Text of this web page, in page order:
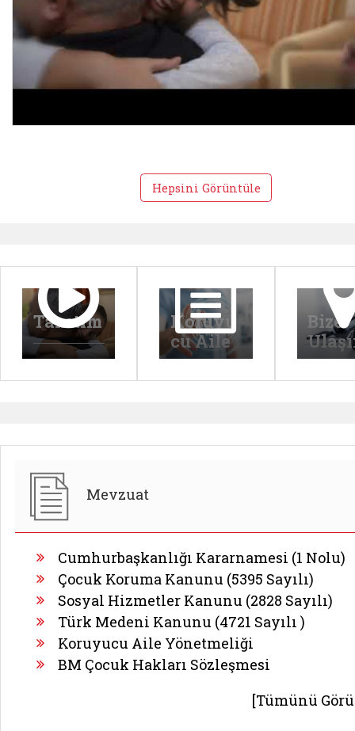
Hepsini Görüntüle
Tanıtım
Koruyu
cu Aile
Bize
Mevzuat
Cumhurbaşkanlığı Kararnamesi (1 Nolu)
Çocuk Koruma Kanunu (5395 Sayılı)
Sosyal Hizmetler Kanunu (2828 Sayılı)
Türk Medeni Kanunu (4721 Sayılı )
Koruyucu Aile Yönetmeliği
BM Çocuk Hakları Sözleşmesi
[Tümünü